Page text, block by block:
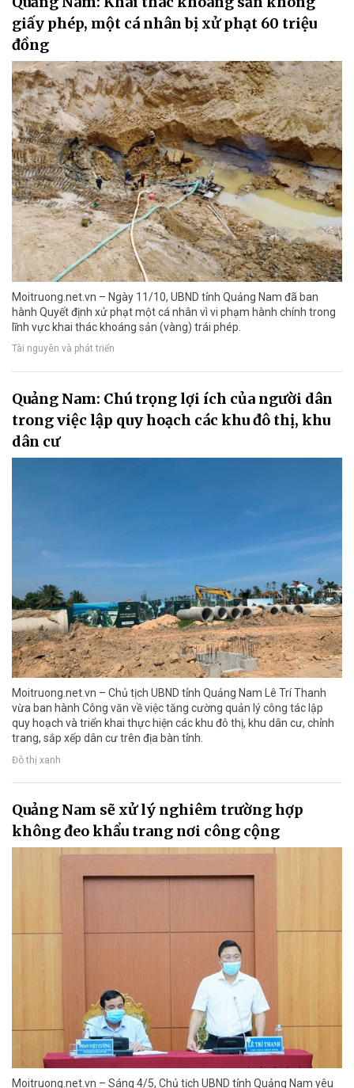
giấy phép, một cá nhân bị xử phạt 60 triệu
đồng
Moitruong.net.vn – Ngày 11/10, UBND tỉnh Quảng Nam đã ban
hành Quyết định xử phạt một cá nhân vì vi phạm hành chính trong
lĩnh vực khai thác khoáng sản (vàng) trái phép.
Tài nguyên và phát triển
Quảng Nam: Chú trọng lợi ích của người dân
trong việc lập quy hoạch các khu đô thị, khu
dân cư
Moitruong.net.vn – Chủ tịch UBND tỉnh Quảng Nam Lê Trí Thanh
vừa ban hành Công văn về việc tăng cường quản lý công tác lập
quy hoạch và triển khai thực hiện các khu đô thị, khu dân cư, chỉnh
trang, sắp xếp dân cư trên địa bàn tỉnh.
Đô thị xanh
Quảng Nam sẽ xử lý nghiêm trường hợp
không đeo khẩu trang nơi công cộng
Moitruong.net.vn – Sáng 4/5, Chủ tịch UBND tỉnh Quảng Nam yêu